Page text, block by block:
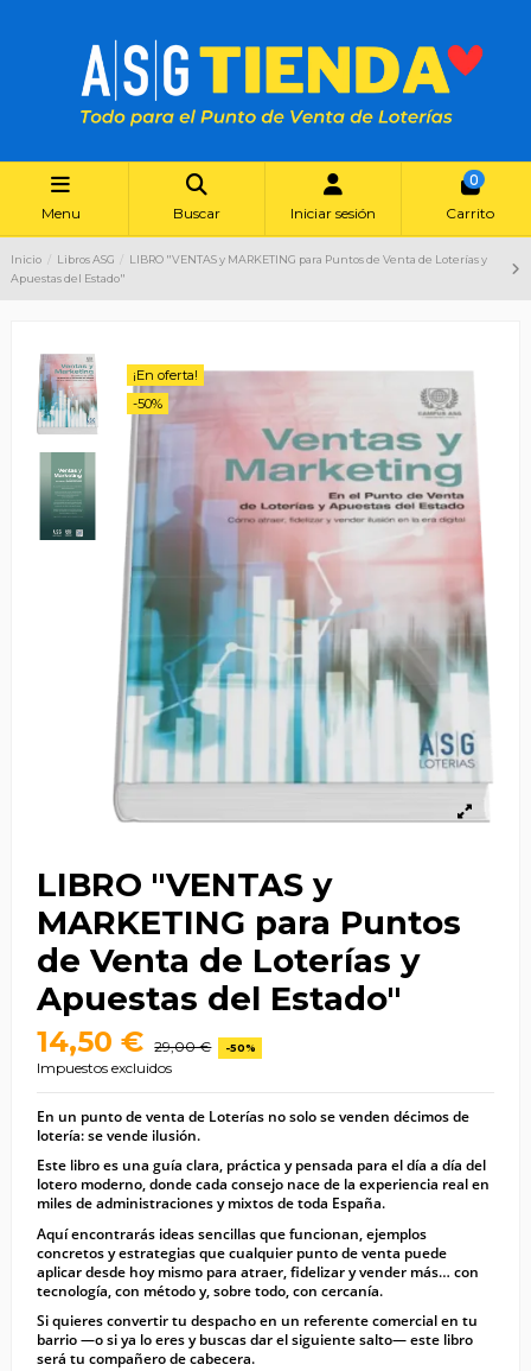
Menu Buscar Iniciar sesión
0
Carrito
Inicio Libros ASG
LIBRO "VENTAS y MARKETING para Puntos de Venta de Loterías y
Apuestas del Estado"
¡En oferta!
-50%
LIBRO "VENTAS y
MARKETING para Puntos
de Venta de Loterías y
Apuestas del Estado"
14,50 € 29,00 € -50%
Impuestos excluidos
En un punto de venta de Loterías no solo se venden décimos de
lotería: se vende ilusión.
Este libro es una guía clara, práctica y pensada para el día a día del
lotero moderno, donde cada consejo nace de la experiencia real en
miles de administraciones y mixtos de toda España.
Aquí encontrarás ideas sencillas que funcionan, ejemplos
concretos y estrategias que cualquier punto de venta puede
aplicar desde hoy mismo para atraer, fidelizar y vender más… con
tecnología, con método y, sobre todo, con cercanía.
Si quieres convertir tu despacho en un referente comercial en tu
barrio —o si ya lo eres y buscas dar el siguiente salto— este libro
será tu compañero de cabecera.